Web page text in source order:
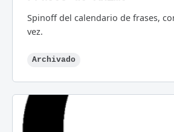
Spinoff del calendario de frases,
vez.
Archivado